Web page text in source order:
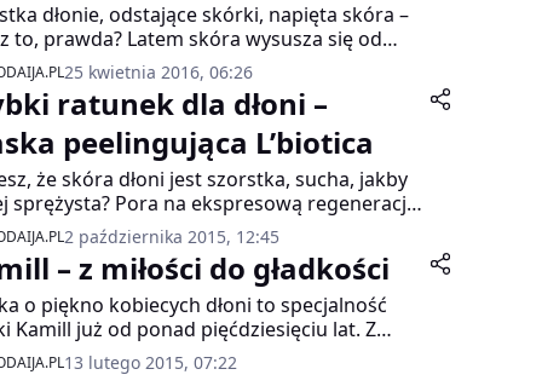
dłonie, odstające skórki, napięta skóra –
to, prawda? Latem skóra wysusza się od
zimą od ogrzewania. Do tego dochodzi
wpływ detergentów, którymi
mieszkanie. Zadbaj o skórę – sprawdź
sposoby na pielęgnację dłoni.
25 kwietnia 2016, 06:26
ratunek dla dłoni –
peelingująca L’biotica
że skóra dłoni jest szorstka, sucha, jakby
sprężysta? Pora na ekspresową regenerację,
najlepiej jest zacząć od peelingu. Dzięki
składniki odżywcze kremu do rąk szybciej
2 października 2015, 12:45
– z miłości do gładkości
o piękno kobiecych dłoni to specjalność
Kamill już od ponad pięćdziesięciu lat. Z
działania ekstraktu z rumianku,
składnika wszystkich kosmetyków
13 lutego 2015, 07:22